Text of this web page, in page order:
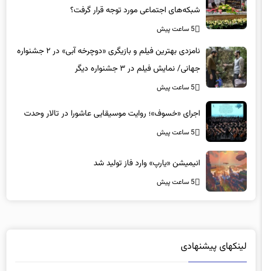
شبکه‌های اجتماعی مورد توجه قرار گرفت؟
5 ساعت پیش
نامزدی بهترین فیلم و بازیگری «دوچرخه آبی» در ۲ جشنواره
جهانی/ نمایش فیلم در ۳ جشنواره دیگر
5 ساعت پیش
اجرای «خسوف»؛ روایت موسیقایی عاشورا در تالار وحدت
5 ساعت پیش
انیمیشن «یارپ» وارد فاز تولید شد
5 ساعت پیش
لینکهای پیشنهادی